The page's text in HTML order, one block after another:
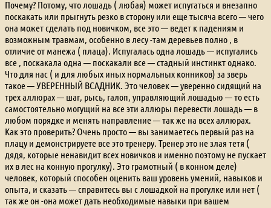
Почему? Потому, что лошадь ( любая) может испугаться и внезапно
поскакать или прыгнуть резко в сторону или еще тысяча всего — чего
она может сделать под новичком, все это — ведет к падениям и
возможным травмам, особенно в лесу -там деревьев полно , в
отличие от манежа ( плаца). Испугалась одна лошадь — испугались
все , поскакала одна — поскакали все — стадный инстинкт однако.
Что для нас ( и для любых иных нормальных конников) за зверь
такое — УВЕРЕННЫЙ ВСАДНИК. Это человек — уверенно сидящий на
трех аллюрах — шаг, рысь, галоп, управляющий лошадью — то есть
самостоятельно могущий на все эти аллюры перевести лошадь — в
любом порядке и менять направление — так же на всех аллюрах.
Как это проверить? Очень просто — вы занимаетесь первый раз на
плацу и демонстрируете все это тренеру. Тренер это не злая тетя (
дядя, которые ненавидит всех новичков и именно поэтому не пускает
их в лес на конную прогулку). Это грамотный ( в конном деле)
человек, который способен оценить ваш уровень умений, навыков и
опыта, и сказать — справитесь вы с лошадкой на прогулке или нет (
так же он -она может дать необходимые навыки при вашем